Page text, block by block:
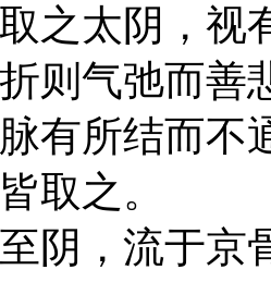
之太阴，视
则气弛而善
有所结而不
取之。
阴，流于京